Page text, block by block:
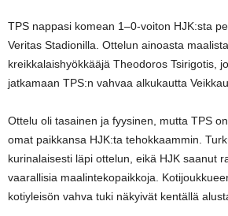
TPS nappasi komean 1–0-voiton HJK:sta
Veritas Stadionilla. Ottelun ainoasta
kreikkalaishyökkääjä Theodoros Tsirigotis,
jatkamaan TPS:n vahvaa alkukautta
Ottelu oli tasainen ja fyysinen, mutta TPS
omat paikkansa HJK:ta tehokkaammin.
kurinalaisesti läpi ottelun, eikä HJK saanut
vaarallisia maalintekopaikkoja.
kotiyleisön vahva tuki näkyivät kentällä